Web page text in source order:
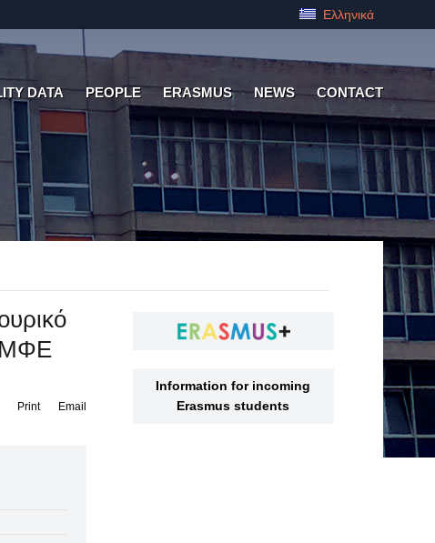
Ελληνικά
DATA PEOPLE ERASMUS NEWS CONTACT
Email
Print
Information for incoming
Erasmus students